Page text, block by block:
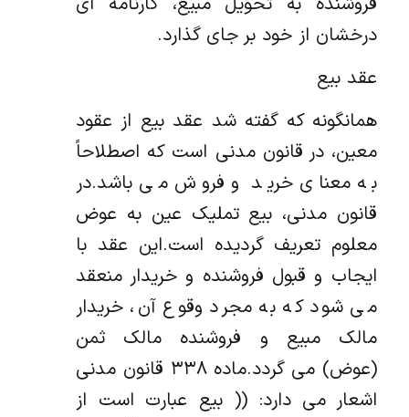
درخشان از خود بر جای گذارد.
عقد بیع
همانگونه که گفته شد عقد بیع از عقود
معین، در قانون مدنی است که اصطلاحاً
به معنای خرید و فروش می باشد.در
قانون مدنی، بیع تملیک عین به عوض
معلوم تعریف گردیده است.این عقد با
ایجاب و قبول فروشنده و خریدار منعقد
می شود که به مجرد وقوع آن، خریدار
مالک مبیع و فروشنده مالک ثمن
(عوض) می گردد.ماده ۳۳۸ قانون مدنی
اشعار می دارد: (( بیع عبارت است از